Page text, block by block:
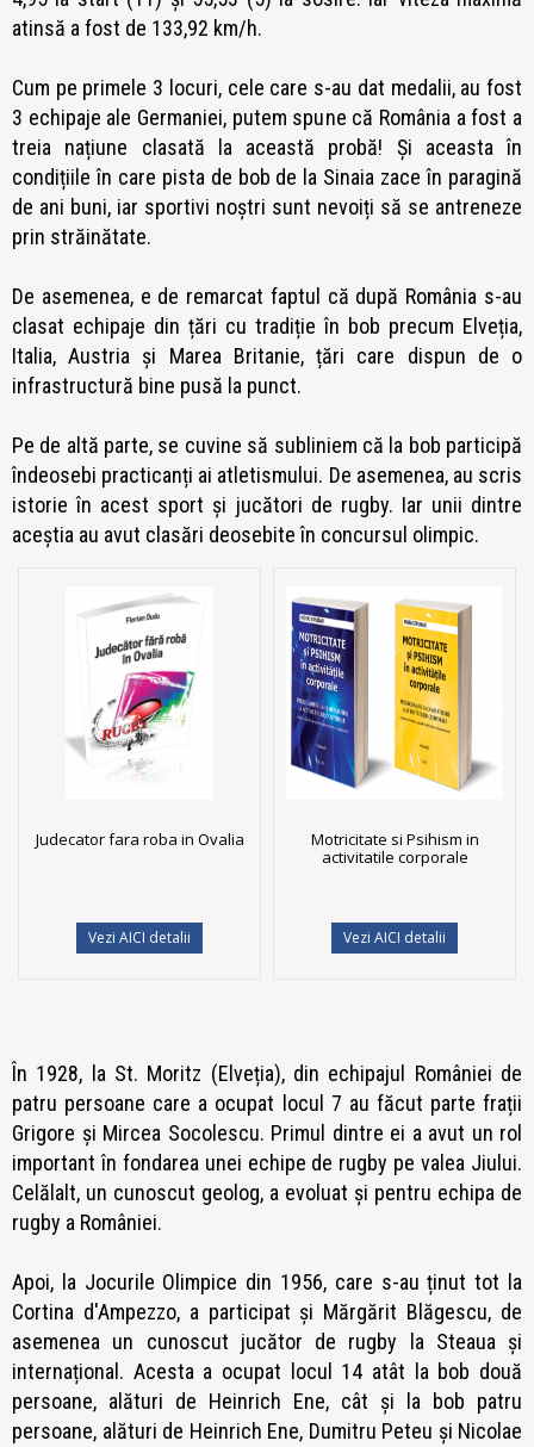
atinsă a fost de 133,92 km/h.
Cum pe primele 3 locuri, cele care s-au dat medalii, au fost
3 echipaje ale Germaniei, putem spune că România a fost a
treia națiune clasată la această probă! Și aceasta în
condițiile în care pista de bob de la Sinaia zace în paragină
de ani buni, iar sportivi noștri sunt nevoiți să se antreneze
prin străinătate.
De asemenea, e de remarcat faptul că după România s-au
clasat echipaje din țări cu tradiție în bob precum Elveția,
Italia, Austria și Marea Britanie, țări care dispun de o
infrastructură bine pusă la punct.
Pe de altă parte, se cuvine să subliniem că la bob participă
îndeosebi practicanți ai atletismului. De asemenea, au scris
istorie în acest sport și jucători de rugby. Iar unii dintre
aceștia au avut clasări deosebite în concursul olimpic.
Judecator fara roba in Ovalia
Vezi AICI detalii
Motricitate si Psihism in
activitatile corporale
Vezi AICI detalii
În 1928, la St. Moritz (Elveția), din echipajul României de
patru persoane care a ocupat locul 7 au făcut parte frații
Grigore și Mircea Socolescu. Primul dintre ei a avut un rol
important în fondarea unei echipe de rugby pe valea Jiului.
Celălalt, un cunoscut geolog, a evoluat și pentru echipa de
rugby a României.
Apoi, la Jocurile Olimpice din 1956, care s-au ținut tot la
Cortina d'Ampezzo, a participat și Mărgărit Blăgescu, de
asemenea un cunoscut jucător de rugby la Steaua și
internațional. Acesta a ocupat locul 14 atât la bob două
persoane, alături de Heinrich Ene, cât și la bob patru
persoane, alături de Heinrich Ene, Dumitru Peteu și Nicolae